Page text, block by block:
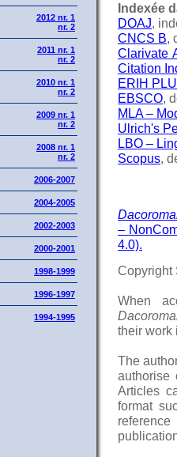
2012 nr. 1
nr. 2
2011 nr. 1
nr. 2
2010 nr. 1
nr. 2
2009 nr. 1
nr. 2
2008 nr. 1
nr. 2
2006-2007
2004-2005
2002-2003
2000-2001
1998-1999
1996-1997
1994-1995
Indexée
DOAJ,
CNCS B,
Clarivate
Citation
ERIH
EBSCO,
MLA–
Ulrich's
LBO –
Scopus,
–
4.0).
Copyright
When
their work
The
authorise
Articles
format